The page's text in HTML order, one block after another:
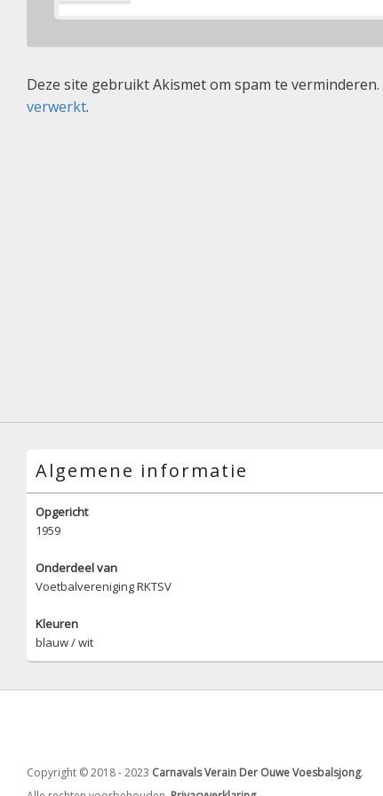
Deze site gebruikt Akismet om spam te verminderen.
verwerkt.
Algemene informatie
Opgericht
1959
Onderdeel van
Voetbalvereniging RKTSV
Kleuren
blauw / wit
Copyright © 2018 - 2023 Carnavals Verain Der Ouwe Voesbalsjong.